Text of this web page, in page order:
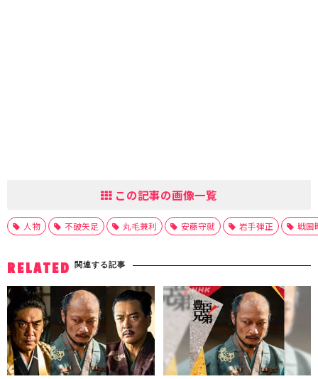
この記事の画像一覧
人物 不破矢足 丸毛兼利 安藤守就 岩手弾正 戦国
RELATED 関連する記事